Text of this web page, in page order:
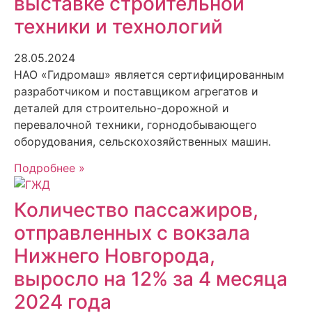
техники и технологий
28.05.2024
НАО «Гидромаш» является сертифицированным
разработчиком и поставщиком агрегатов и
деталей для строительно-дорожной и
перевалочной техники, горнодобывающего
оборудования, сельскохозяйственных машин.
Подробнее »
Количество пассажиров,
отправленных с вокзала
Нижнего Новгорода,
выросло на 12% за 4 месяца
2024 года